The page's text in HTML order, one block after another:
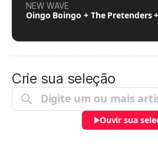
NEW WAVE
Oingo Boingo + The Pretenders
Crie sua seleção
Ouvir sua